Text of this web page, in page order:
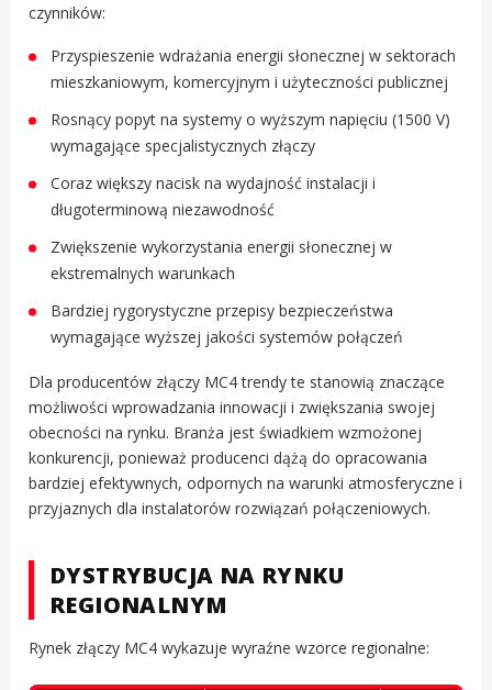
czynników:
Przyspieszenie wdrażania energii słonecznej w sektorach
mieszkaniowym, komercyjnym i użyteczności publicznej
Rosnący popyt na systemy o wyższym napięciu (1500 V)
wymagające specjalistycznych złączy
Coraz większy nacisk na wydajność instalacji i
długoterminową niezawodność
Zwiększenie wykorzystania energii słonecznej w
ekstremalnych warunkach
Bardziej rygorystyczne przepisy bezpieczeństwa
wymagające wyższej jakości systemów połączeń
Dla producentów złączy MC4 trendy te stanowią znaczące
możliwości wprowadzania innowacji i zwiększania swojej
obecności na rynku. Branża jest świadkiem wzmożonej
konkurencji, ponieważ producenci dążą do opracowania
bardziej efektywnych, odpornych na warunki atmosferyczne i
przyjaznych dla instalatorów rozwiązań połączeniowych.
DYSTRYBUCJA NA RYNKU
REGIONALNYM
Rynek złączy MC4 wykazuje wyraźne wzorce regionalne: